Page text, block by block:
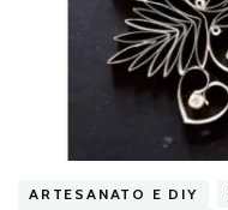
ARTESANATO E DIY